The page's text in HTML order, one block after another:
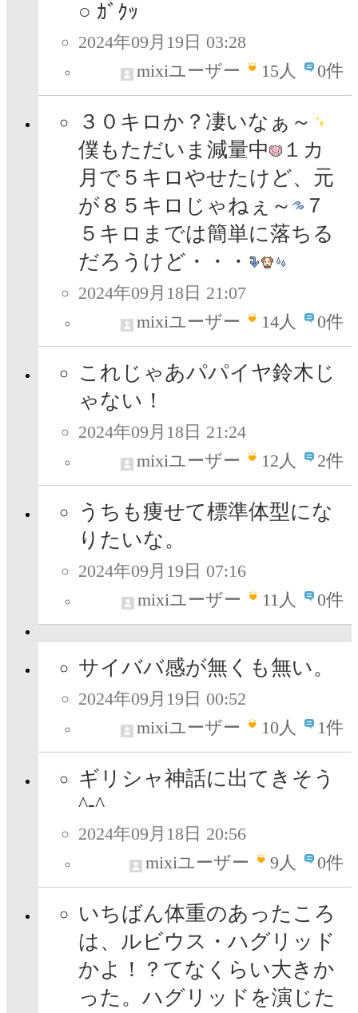
○ ｶﾞｸｯ
2024年09月19日 03:28
mixiユーザー
15人 0件
３０キロか？凄いなぁ～
僕もただいま減量中
１カ
月で５キロやせたけど、元
が８５キロじゃねぇ～
７
５キロまでは簡単に落ちる
だろうけど・・・
2024年09月18日 21:07
mixiユーザー
14人 0件
これじゃあパパイヤ鈴木じ
ゃない！
2024年09月18日 21:24
mixiユーザー
12人 2件
うちも痩せて標準体型にな
りたいな。
2024年09月19日 07:16
mixiユーザー
11人 0件
サイババ感が無くも無い。
2024年09月19日 00:52
mixiユーザー
10人 1件
ギリシャ神話に出てきそう
^-^
2024年09月18日 20:56
mixiユーザー
9人 0件
いちばん体重のあったころ
は、ルビウス・ハグリッド
かよ！？てなくらい大きか
った。ハグリッドを演じた